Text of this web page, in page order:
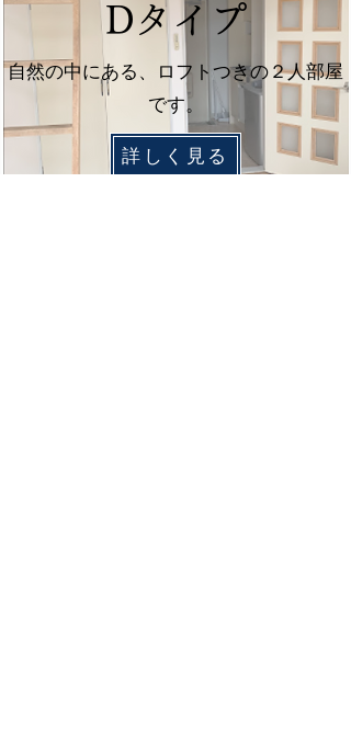
Dタイプ
自然の中にある、ロフトつきの２人部屋
です。
詳しく見る